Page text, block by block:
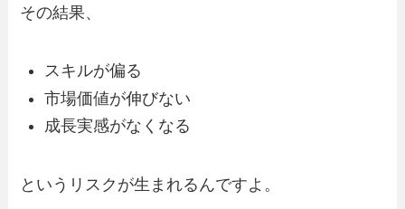
その結果、
スキルが偏る
市場価値が伸びない
成長実感がなくなる
というリスクが生まれるんですよ。